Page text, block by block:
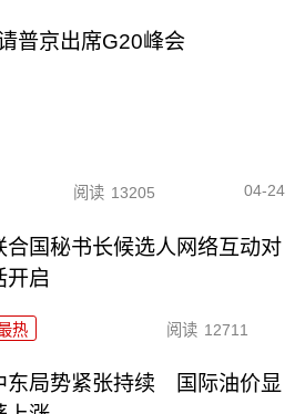
普京出席G20峰会
阅读 13205 04-24
合国秘书长候选人网络互动对
开启
热 阅读 12711
东局势紧张持续 国际油价显